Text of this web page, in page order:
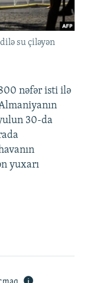
su çiləyən
nəfər isti ilə
30-da
yuxarı